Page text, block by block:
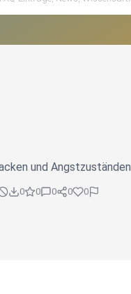
und Angstzuständen
0 0 0 0 0